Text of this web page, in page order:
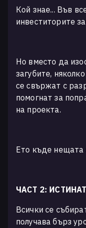
Кой знае... Във
инвеститорите
Но вместо да
загубите,
се свържат с
помогнат за
на проекта.
Ето къде нещата
ЧАСТ 2:
Всички се
получава бърз